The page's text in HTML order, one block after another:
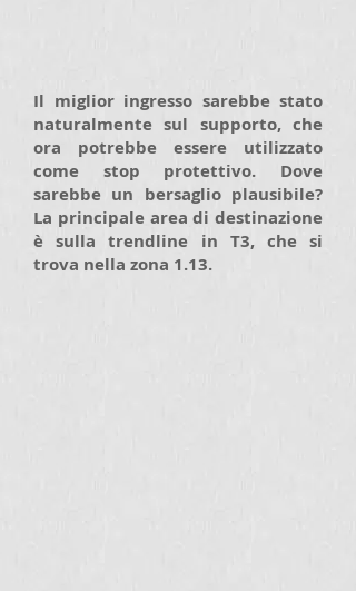
Il miglior ingresso sarebbe stato
naturalmente sul supporto, che
ora potrebbe essere utilizzato
come stop protettivo. Dove
sarebbe un bersaglio plausibile?
La principale area di destinazione
è sulla trendline in T3, che si
trova nella zona 1.13.